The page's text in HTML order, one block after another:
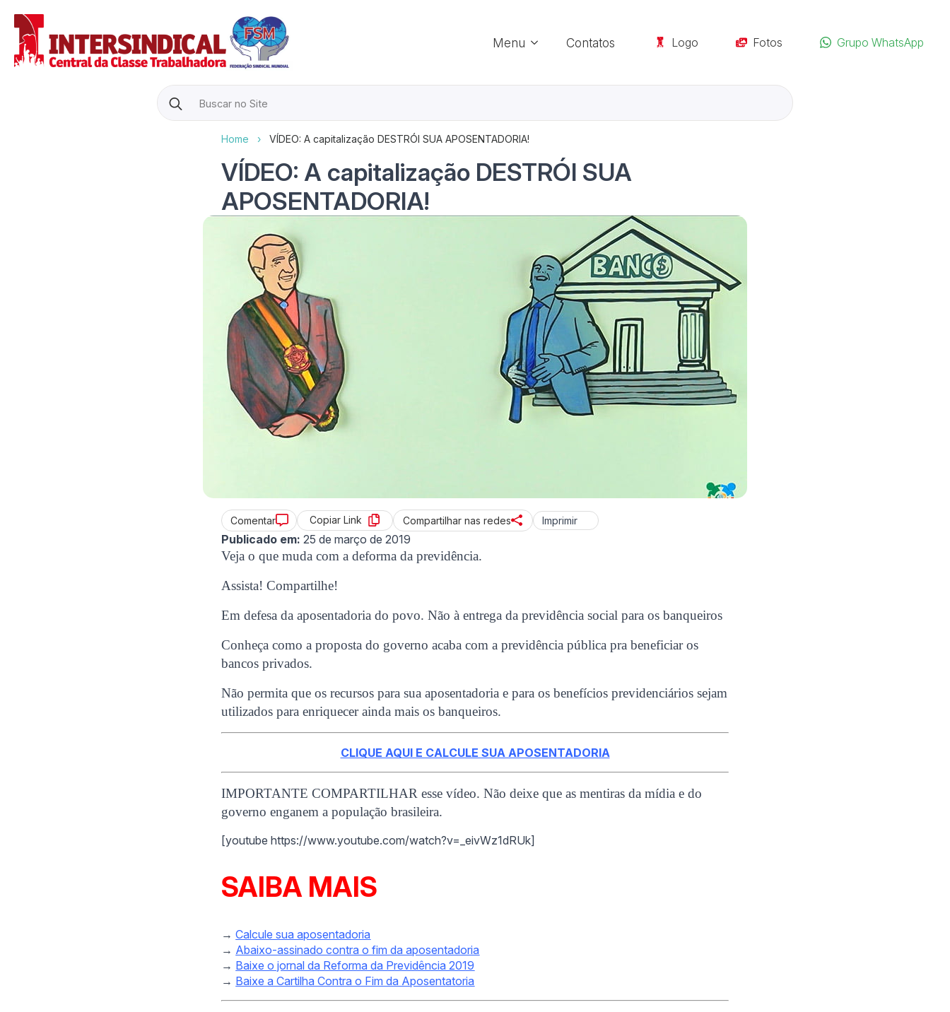
Menu Contatos Logo Fotos Grupo WhatsApp
Search
for:
Home › VÍDEO: A capitalização DESTRÓI SUA APOSENTADORIA!
VÍDEO: A capitalização DESTRÓI SUA
APOSENTADORIA!
Comentar Copiar Link Compartilhar nas redes Imprimir
Publicado em: 25 de março de 2019
Veja o que muda com a deforma da previdência.
Assista! Compartilhe!
Em defesa da aposentadoria do povo. Não à entrega da previdência social para os banqueiros
Conheça como a proposta do governo acaba com a previdência pública pra beneficiar os
bancos privados.
Não permita que os recursos para sua aposentadoria e para os benefícios previdenciários sejam
utilizados para enriquecer ainda mais os banqueiros.
CLIQUE AQUI E CALCULE SUA APOSENTADORIA
IMPORTANTE COMPARTILHAR esse vídeo. Não deixe que as mentiras da mídia e do
governo enganem a população brasileira.
[youtube https://www.youtube.com/watch?v=_eivWz1dRUk]
SAIBA MAIS
→Calcule sua aposentadoria
→ Abaixo-assinado contra o fim da aposentadoria
→ Baixe o jornal da Reforma da Previdência 2019
→ Baixe a Cartilha Contra o Fim da Aposentatoria